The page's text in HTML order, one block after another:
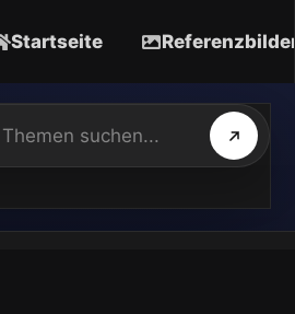
Startseite